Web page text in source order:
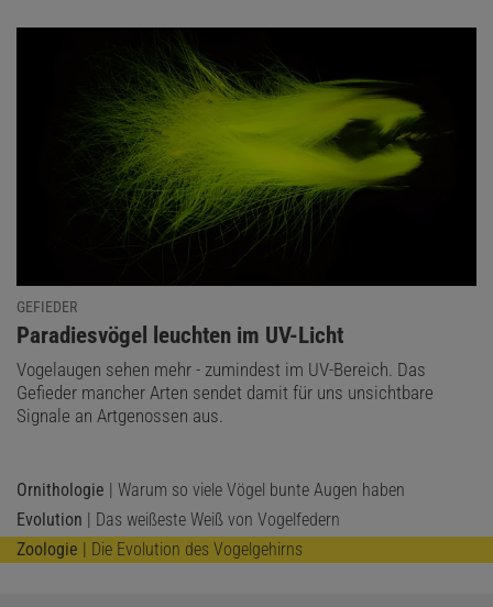
GEFIEDER
:
Paradiesvögel leuchten im UV-Licht
Vogelaugen sehen mehr - zumindest im UV-Bereich. Das
Gefieder mancher Arten sendet damit für uns unsichtbare
Signale an Artgenossen aus.
Ornithologie | Warum so viele Vögel bunte Augen haben
Evolution | Das weißeste Weiß von Vogelfedern
Zoologie | Die Evolution des Vogelgehirns